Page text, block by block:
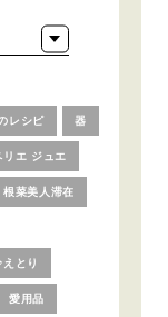
レシピ 器
リエ ジュエ
根菜美人滞在
えとり
愛用品